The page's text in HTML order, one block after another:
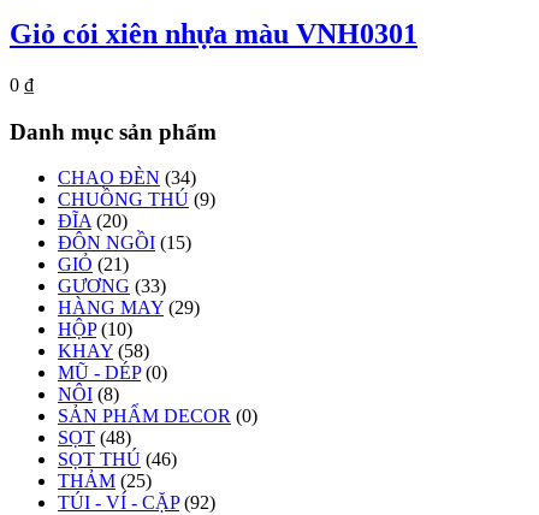
Giỏ cói xiên nhựa màu VNH0301
0 ₫
Danh mục sản phẩm
CHAO ĐÈN (34)
CHUỒNG THÚ (9)
ĐĨA (20)
ĐÔN NGỒI (15)
GIỎ (21)
GƯƠNG (33)
HÀNG MAY (29)
HỘP (10)
KHAY (58)
MŨ - DÉP (0)
NÔI (8)
SẢN PHẨM DECOR (0)
SỌT (48)
SỌT THÚ (46)
THẢM (25)
TÚI - VÍ - CẶP (92)